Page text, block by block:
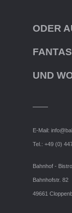
ODER
UND
E-Mail:
Tel.: +49 (0)
Bahnhof -
Bahnhofstr. 82
49661